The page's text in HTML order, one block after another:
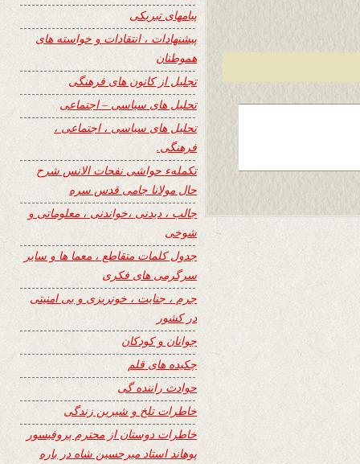
پیامهای تبریکی
پیشنهادات ، انتقادات و خواسته های
هموطنان
تجلیل از کانون های فرهنگی
تحلیل های سیاسی – اجتماعی
تحلیل های سیاسی ، اجتماعی ،
فرهنگی.
تکملهء حواشی نفحات الانس شرح
حال مولانا جامی قدس سره
جالب ، دیدنی ،خواندنی ، معلوماتی و
شوخی
جدول کلمات متقاطع ، معما ها و سایر
سرگرمی های فکری
جرم ، جنایت ، خونریزی و بی امنیتی
در کشور
جوانان و کودکان
چکیده های قلم
حوادث راننده گی
خاطرات تلخ و شیرین زندگی
خاطرات دوستان از محترم پروفیسور
پوهاند استاد میرحسین شاه در باره